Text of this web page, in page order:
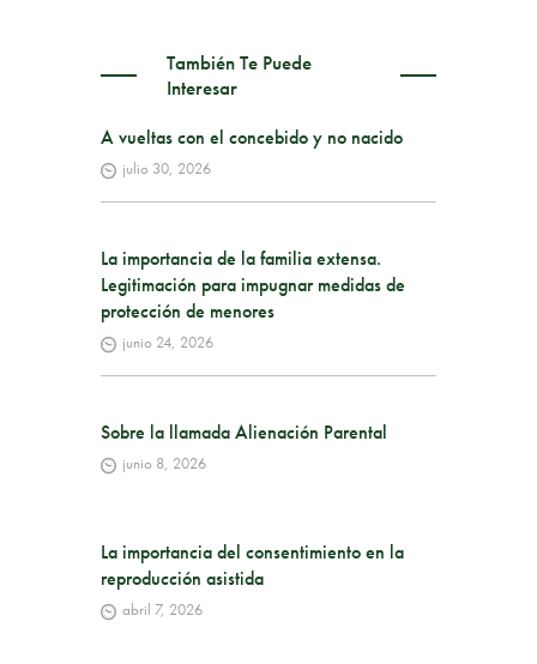
También Te Puede
Interesar
A vueltas con el concebido y no nacido
julio 30, 2026
La importancia de la familia extensa.
Legitimación para impugnar medidas de
protección de menores
junio 24, 2026
Sobre la llamada Alienación Parental
junio 8, 2026
La importancia del consentimiento en la
reproducción asistida
abril 7, 2026